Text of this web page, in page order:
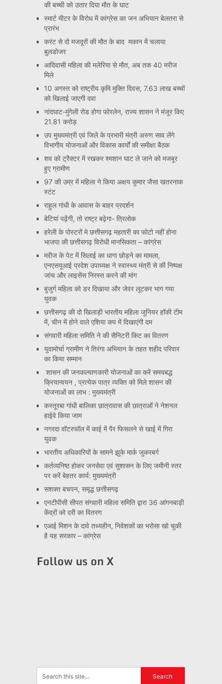
की बच्ची को उतार दिया मौत के घाट
स्मार्ट मीटर के विरोध में कांग्रेस का जन अभियान बेलतरा से
प्रारंभ
करंट से दो मजदूरों की मौत के बाद मकान में चलाया
बुलडोजर
आदिवासी महिला की मलेरिया से मौत, अब तक 40 मरीज
मिले
10 अगस्त को राष्ट्रीय कृमि मुक्ति दिवस, 7.63 लाख बच्चों
को खिलाई जाएगी दवा
नांदघाट-मुंगेली रोड होगा फोरलेन, राज्य शासन ने मंजूर किए
21.81 करोड़
उप मुख्यमंत्री एवं जिले के प्रभारी मंत्री अरुण साव लेंगे
विभागीय योजनाओं और विकास कार्यों की समीक्षा बैठक
शव को ट्रैक्टर में रखकर श्मशान घाट ले जाने को मजबूर
हुए ग्रामीण
97 की उम्र में महिला ने किया अक्षय कुमार जैसा खतरनाक
स्टंट
राहुल गांधी के आवास के बाहर प्रदर्शन
बेटियां पढ़ेंगी, तो राष्ट्र बढ़ेगा- त्रिलोक
हरेली के पोस्टरों मे छत्तीसगढ़ महतारी का फोटो नहीं होना
भाजपा की छत्तीसगढ़ विरोधी मानसिकता – कांग्रेस
मरीज के पेट में सिलाई का धागा छोड़ने का मामला,
एनएसयूआई प्रदेश उपाध्यक्ष ने स्वास्थ्य मंत्री से की निष्पक्ष
जांच और लाइसेंस निरस्त करने की मांग
बुजुर्ग महिला को डर दिखाया और जेवर लूटकर भाग गया
युवक
छत्तीसगढ़ की दो खिलाड़ी भारतीय महिला जूनियर हॉकी टीम
में, चीन में होने वाले एशिया कप में दिखाएंगी दम
संगवारी महिला समिति ने की सैनिटरी किट का वितरण
युवामोर्चा ग्रामीण ने तिरंगा अभियान के तहत शहीद परिवार
का किया सम्मान
शासन की जनकल्याणकारी योजनाओं का करें समयबद्ध
क्रियान्वयन , प्रत्येक पात्र व्यक्ति को मिले शासन की
योजनाओं का लाभ : मुख्यमंत्री
कस्तूरबा गांधी बालिका छात्रावास की छात्राओं ने नेशनल
हाईवे किया जाम
नगरदा वॉटरफॉल में काई में पैर फिसलने से खाई में गिरा
युवक
भारतीय अधिकारियों के सामने झुके मार्क जुकरबर्ग
कर्तव्यनिष्ठ होकर जनसेवा एवं सुशासन के लिए जमीनी स्तर
पर करें बेहतर कार्य: मुख्यमंत्री
सशक्त बचपन, समृद्ध छत्तीसगढ़
एनटीपीसी सीपत संगवारी महिला समिति द्वारा 36 आंगनबाड़ी
केंद्रों को दरी का वितरण
एआई मिशन के दावे तथ्यहीन, निवेशकों का भरोसा खो चुकी
है यह सरकार – कांग्रेस
Follow us on X